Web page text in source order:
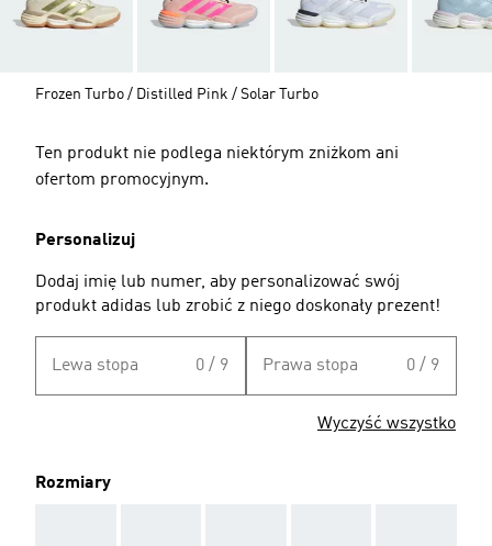
Frozen Turbo / Distilled Pink / Solar Turbo
Ten produkt nie podlega niektórym zniżkom ani
ofertom promocyjnym.
Personalizuj
Dodaj imię lub numer, aby personalizować swój
produkt adidas lub zrobić z niego doskonały prezent!
Lewa stopa 0 / 9 Prawa stopa 0 / 9
Wyczyść wszystko
Rozmiary